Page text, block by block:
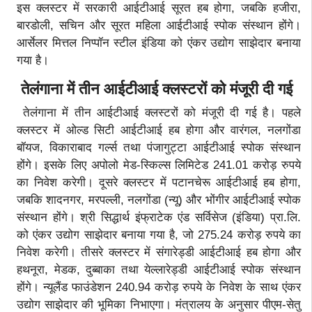
इस क्लस्टर में सरकारी आईटीआई सूरत हब होगा, जबकि हजीरा,
बारडोली, सचिन और सूरत महिला आईटीआई स्पोक संस्थान होंगे।
आर्सेलर मित्तल निप्पॉन स्टील इंडिया को एंकर उद्योग साझेदार बनाया
गया है।
तेलंगाना में तीन आईटीआई क्लस्टरों को मंजूरी दी गई
तेलंगाना में तीन आईटीआई क्लस्टरों को मंजूरी दी गई है। पहले
क्लस्टर में ओल्ड सिटी आईटीआई हब होगा और वारंगल, नलगोंडा
बॉयज, विकाराबाद गर्ल्स तथा पंजागुट्टा आईटीआई स्पोक संस्थान
होंगे। इसके लिए अपोलो मेड-स्किल्स लिमिटेड 241.01 करोड़ रुपये
का निवेश करेगी। दूसरे क्लस्टर में पटानचेरू आईटीआई हब होगा,
जबकि शादनगर, मरपल्ली, नलगोंडा (न्यू) और भोंगीर आईटीआई स्पोक
संस्थान होंगे। श्री सिद्धार्थ इंफ्राटेक एंड सर्विसेज (इंडिया) प्रा.लि.
को एंकर उद्योग साझेदार बनाया गया है, जो 275.24 करोड़ रुपये का
निवेश करेगी। तीसरे क्लस्टर में संगारेड्डी आईटीआई हब होगा और
हथनूरा, मेडक, दुब्बाका तथा येल्लारेड्डी आईटीआई स्पोक संस्थान
होंगे। न्यूलैंड फाउंडेशन 240.94 करोड़ रुपये के निवेश के साथ एंकर
उद्योग साझेदार की भूमिका निभाएगा। मंत्रालय के अनुसार पीएम-सेतु